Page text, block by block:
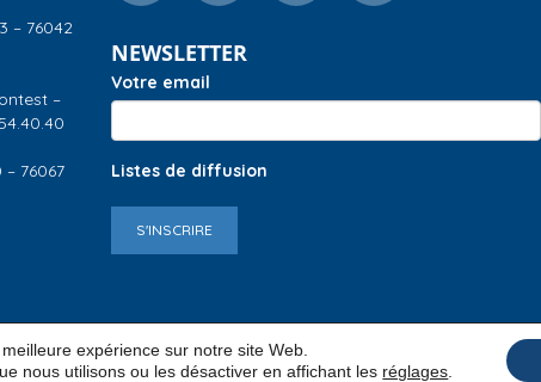
– 76042
–
– 76067
NEWSLETTER
Votre email
Listes de diffusion
S'INSCRIRE
expérience sur notre site Web.
nous utilisons ou les désactiver en affichant les réglages